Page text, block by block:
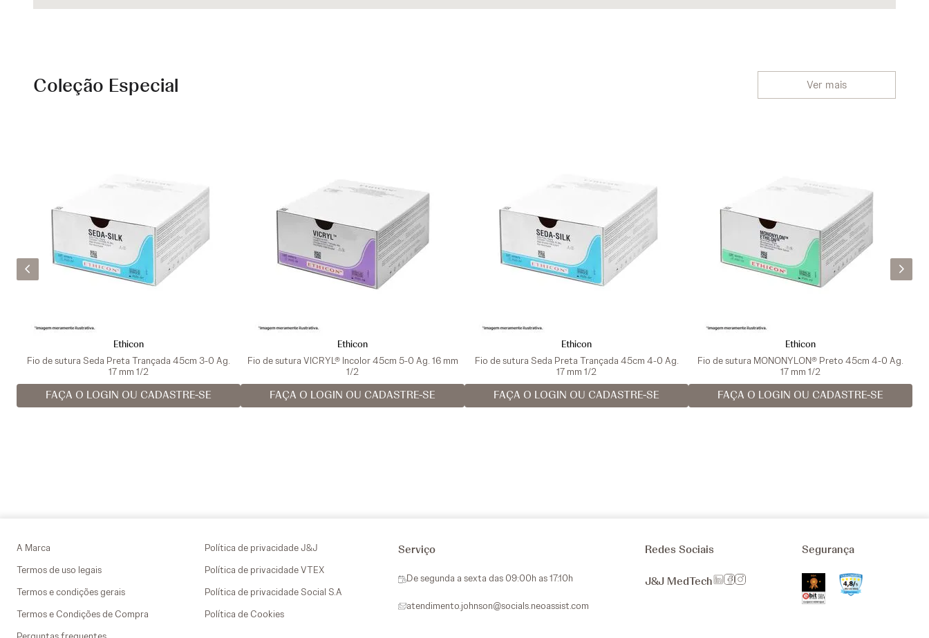
Coleção Especial Ver mais
Ethicon
Fio de sutura Seda Preta Trançada 45cm 3-0 Ag.
17 mm 1/2
FAÇA O LOGIN OU CADASTRE-SE
Ethicon
Fio de sutura VICRYL® Incolor 45cm 5-0 Ag. 16 mm
1/2
FAÇA O LOGIN OU CADASTRE-SE
Ethicon
Fio de sutura Seda Preta Trançada 45cm 4-0 Ag.
17 mm 1/2
FAÇA O LOGIN OU CADASTRE-SE
Ethicon
Fio de sutura MONONYLON® Preto 45cm 4-0 Ag.
17 mm 1/2
FAÇA O LOGIN OU CADASTRE-SE
A Marca
Termos de uso legais
Termos e condições gerais
Termos e Condições de Compra
Política de privacidade J&J
Política de privacidade VTEX
Política de privacidade Social S.A
Política de Cookies
Serviço
De segunda a sexta das 09:00h as 17:10h
atendimento.johnson@socials.neoassist.com
Redes Sociais
J&J MedTech
Segurança